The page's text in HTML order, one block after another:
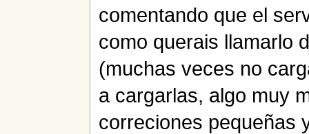
comentando que el
como querais llamarlo
(muchas veces no
a cargarlas, algo muy
correciones pequeñas